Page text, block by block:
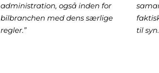
administration, også inden for
bilbranchen med dens særlige
regler.”
til